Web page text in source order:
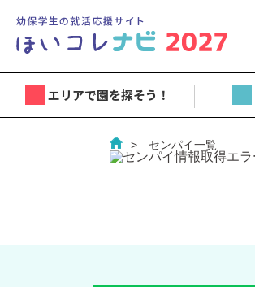
エリアで園を探そう！
センパイ一覧